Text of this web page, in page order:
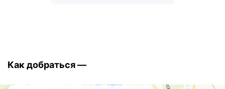
Как добраться —